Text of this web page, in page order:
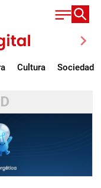
chevron_right
Cultura Sociedad